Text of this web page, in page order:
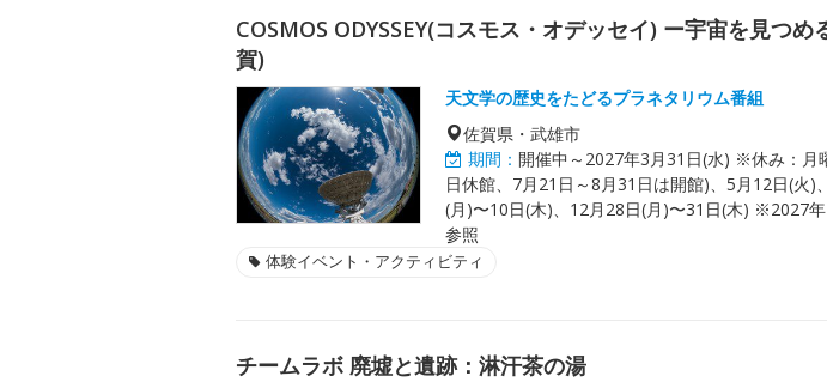
COSMOS ODYSSEY(コスモス・オデッセイ) ー宇宙を見つめ
賀)
天文学の歴史をたどるプラネタリウム番組
佐賀県・武雄市
期間： 開催中～2027年3月31日(水) ※休み：月
日休館、7月21日～8月31日は開館)、5月12日(火)
(月)〜10日(木)、12月28日(月)〜31日(木) ※2027
参照
体験イベント・アクティビティ
チームラボ 廃墟と遺跡：淋汗茶の湯